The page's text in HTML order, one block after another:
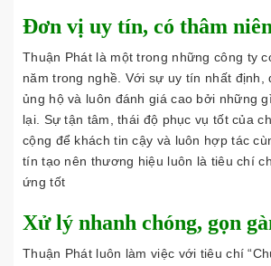
Đơn vị uy tín, có thâm
Thuận Phát là một trong những công ty
năm trong nghề. Với sự uy tín nhất định,
ủng hộ và luôn đánh giá cao bởi những
lại. Sự tận tâm, thái độ phục vụ tốt của
cộng để khách tin cậy và luôn hợp tác
tín tạo nên thương hiệu luôn là tiêu chí
ứng tốt
Xử lý nhanh chóng, gọn
Thuận Phát luôn làm việc với tiêu chí